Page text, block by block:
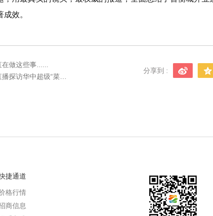
效。
做这些事......
分享到 :
捷通道
格行情
商信息